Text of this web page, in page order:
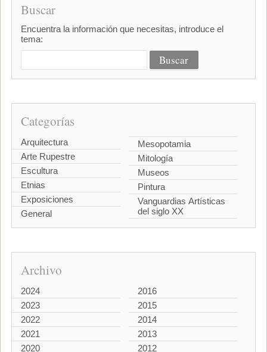
Buscar
Encuentra la información que necesitas, introduce el
tema:
Categorías
Arquitectura
Arte Rupestre
Escultura
Etnias
Exposiciones
General
Mesopotamia
Mitología
Museos
Pintura
Vanguardias Artísticas
del siglo XX
Archivo
2024
2023
2022
2021
2020
2016
2015
2014
2013
2012